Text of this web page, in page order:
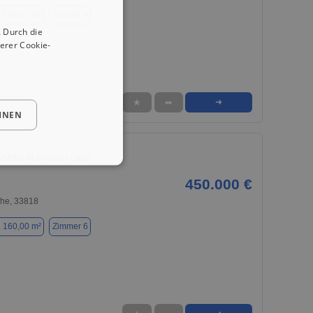
★ ➦ ➜
450.000 €
33818
160,00 m² Zimmer 6
die
Cookie-